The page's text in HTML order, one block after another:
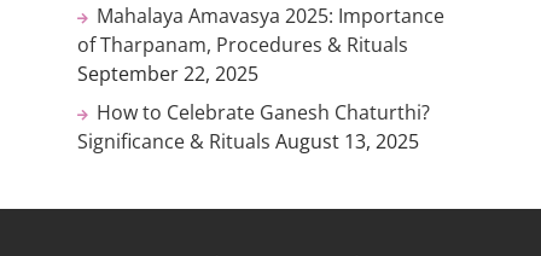
Mahalaya Amavasya 2025: Importance
of Tharpanam, Procedures & Rituals
September 22, 2025
How to Celebrate Ganesh Chaturthi?
Significance & Rituals August 13, 2025